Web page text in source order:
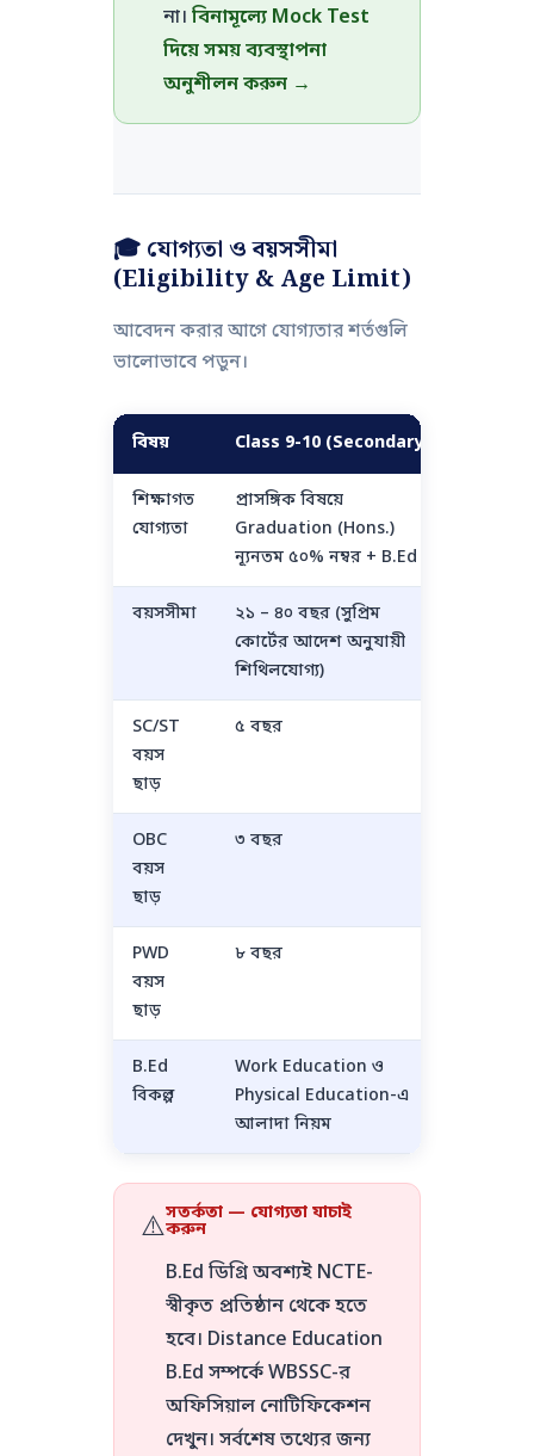
না। বিনামূল্যে Mock Test
দিয়ে সময় ব্যবস্থাপনা
অনুশীলন করুন →
🎓 যোগ্যতা ও বয়সসীমা
(Eligibility & Age Limit)
আবেদন করার আগে যোগ্যতার শর্তগুলি
ভালোভাবে পড়ুন।
বিষয় Class 9-10 (Secondary)
শিক্ষাগত
যোগ্যতা
প্রাসঙ্গিক বিষয়ে
Graduation (Hons.)
ন্যূনতম ৫০% নম্বর + B.Ed
বয়সসীমা
২১ – ৪০ বছর (সুপ্রিম
কোর্টের আদেশ অনুযায়ী
শিথিলযোগ্য)
SC/ST
বয়স
ছাড়
৫ বছর
OBC
বয়স
ছাড়
৩ বছর
PWD
বয়স
ছাড়
৮ বছর
B.Ed
বিকল্প
Work Education ও
Physical Education-এ
আলাদা নিয়ম
⚠️সতর্কতা — যোগ্যতা যাচাই
করুন
B.Ed ডিগ্রি অবশ্যই NCTE-
স্বীকৃত প্রতিষ্ঠান থেকে হতে
হবে। Distance Education
B.Ed সম্পর্কে WBSSC-র
অফিসিয়াল নোটিফিকেশন
দেখুন। সর্বশেষ তথ্যের জন্য